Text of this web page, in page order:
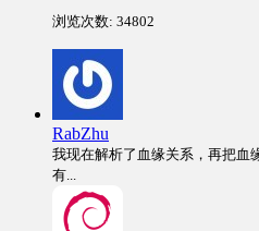
浏览次数: 34802
RabZhu
我现在解析了血缘关系，再把血
有...